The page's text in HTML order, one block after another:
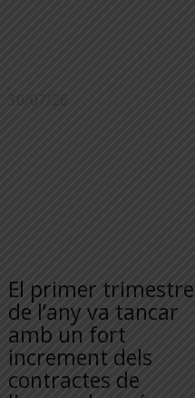
30/07/26
El primer trimestre
de l’any va tancar
amb un fort
increment dels
contractes de